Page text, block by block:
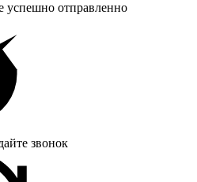
успешно отправленно
звонок